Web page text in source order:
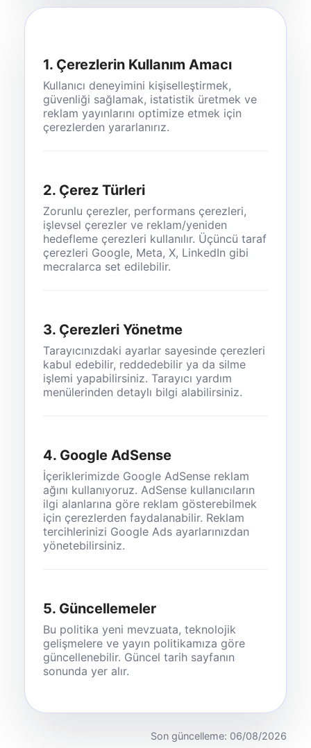
1. Çerezlerin Kullanım Amacı
Kullanıcı deneyimini kişiselleştirmek,
güvenliği sağlamak, istatistik üretmek ve
reklam yayınlarını optimize etmek için
çerezlerden yararlanırız.
2. Çerez Türleri
Zorunlu çerezler, performans çerezleri,
işlevsel çerezler ve reklam/yeniden
hedefleme çerezleri kullanılır. Üçüncü taraf
çerezleri Google, Meta, X, LinkedIn gibi
mecralarca set edilebilir.
3. Çerezleri Yönetme
Tarayıcınızdaki ayarlar sayesinde çerezleri
kabul edebilir, reddedebilir ya da silme
işlemi yapabilirsiniz. Tarayıcı yardım
menülerinden detaylı bilgi alabilirsiniz.
4. Google AdSense
İçeriklerimizde Google AdSense reklam
ağını kullanıyoruz. AdSense kullanıcıların
ilgi alanlarına göre reklam gösterebilmek
için çerezlerden faydalanabilir. Reklam
tercihlerinizi Google Ads ayarlarınızdan
yönetebilirsiniz.
5. Güncellemeler
Bu politika yeni mevzuata, teknolojik
gelişmelere ve yayın politikamıza göre
güncellenebilir. Güncel tarih sayfanın
sonunda yer alır.
Son güncelleme: 06/08/2026